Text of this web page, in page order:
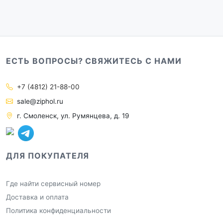
ЕСТЬ ВОПРОСЫ? СВЯЖИТЕСЬ С НАМИ
+7 (4812) 21-88-00
sale@ziphol.ru
г. Смоленск, ул. Румянцева, д. 19
ДЛЯ ПОКУПАТЕЛЯ
Где найти сервисный номер
Доставка и оплата
Политика конфиденциальности